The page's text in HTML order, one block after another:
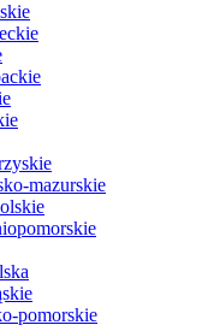
mazurskie
pomorskie